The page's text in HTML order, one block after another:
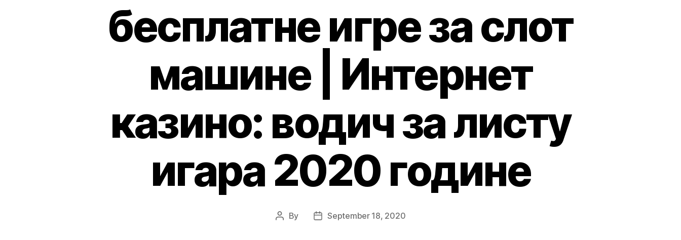
бесплатне игре за слот
машине | Интернет
казино: водич за листу
игара 2020 године
By September 18, 2020